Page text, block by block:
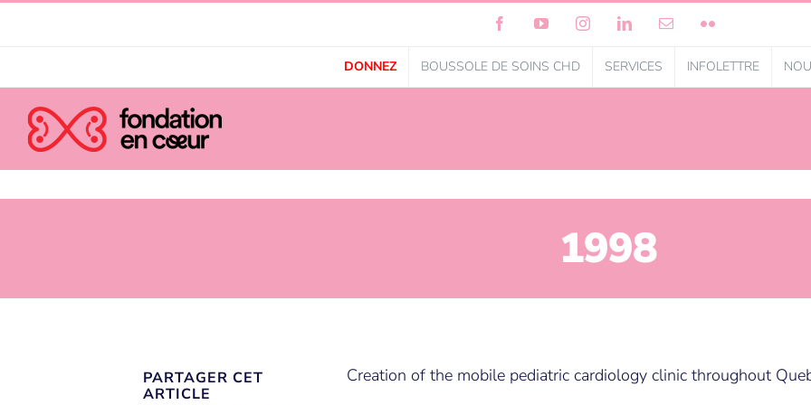
FacebookYouTubeInstagramLinkedInCourrielFlickr
DONNEZ BOUSSOLE DE SOINS CHD SERVICES INFOLETTRE
1998
Creation of the mobile pediatric cardiology clinic throughout
PARTAGER CET
ARTICLE